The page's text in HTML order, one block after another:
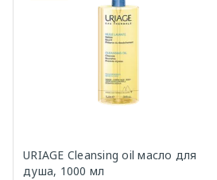
URIAGE Cleansing oil масло для
душа, 1000 мл